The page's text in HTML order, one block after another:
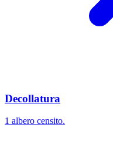
Decollatura
1 albero censito.